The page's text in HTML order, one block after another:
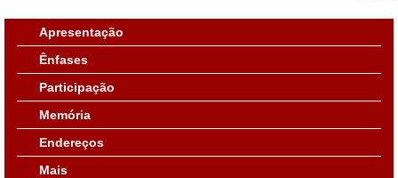
Apresentação
Ênfases
Participação
Memória
Endereços
Mais